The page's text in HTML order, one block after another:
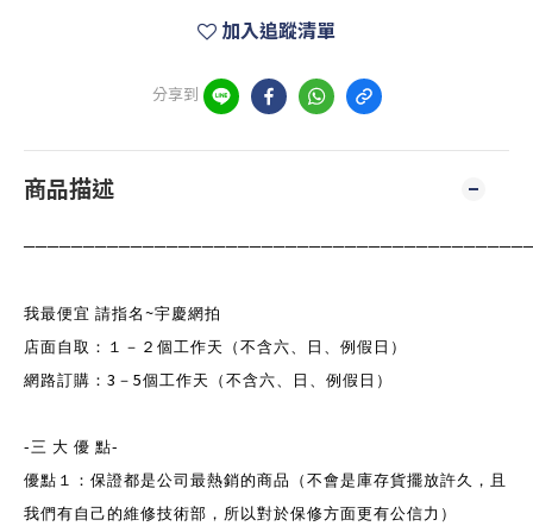
加入追蹤清單
分享到
商品描述
我最便宜 請指名 ~宇慶網拍
店面自取：１－２個工作天（不含六、日、例假日）
網路訂購： 3 － 5個工作天（不含六、日、例假日）
-三 大 優 點-
優點１：保證都是公司最熱銷的商品（不會是庫存貨擺放許久，且
我們有自己的維修技術部，所以對於保修方面更有公信力）